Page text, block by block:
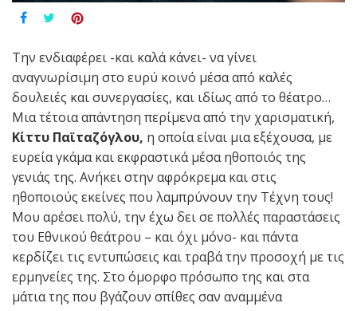
Την ενδιαφέρει -και καλά κάνει- να γίνει
αναγνωρίσιμη στο ευρύ κοινό μέσα από καλές
δουλειές και συνεργασίες, και ιδίως από το θέατρο…
Μια τέτοια απάντηση περίμενα από την χαρισματική,
Κίττυ Παϊταζόγλου, η οποία είναι μια εξέχουσα, με
ευρεία γκάμα και εκφραστικά μέσα ηθοποιός της
γενιάς της. Ανήκει στην αφρόκρεμα και στις
ηθοποιούς εκείνες που λαμπρύνουν την Τέχνη τους!
Μου αρέσει πολύ, την έχω δει σε πολλές παραστάσεις
του Εθνικού θεάτρου – και όχι μόνο- και πάντα
κερδίζει τις εντυπώσεις και τραβά την προσοχή με τις
ερμηνείες της. Στο όμορφο πρόσωπο της και στα
μάτια της που βγάζουν σπίθες σαν αναμμένα